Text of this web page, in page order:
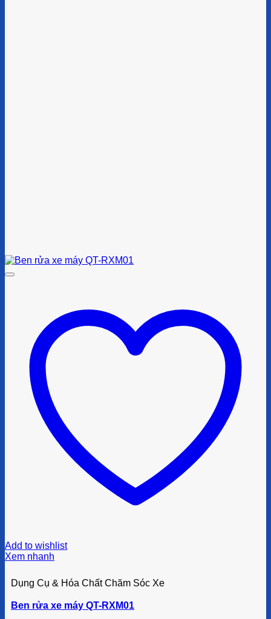
Add to wishlist
Xem nhanh
Dụng Cụ & Hóa Chất Chăm Sóc Xe
Ben rửa xe máy QT-RXM01